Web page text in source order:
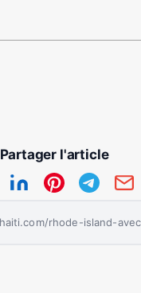
Partager l'article